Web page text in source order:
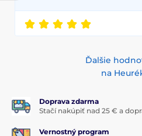
Ďalšie
na
Doprava zdarma
Stačí nakúpiť nad 25 € a
Vernostný program